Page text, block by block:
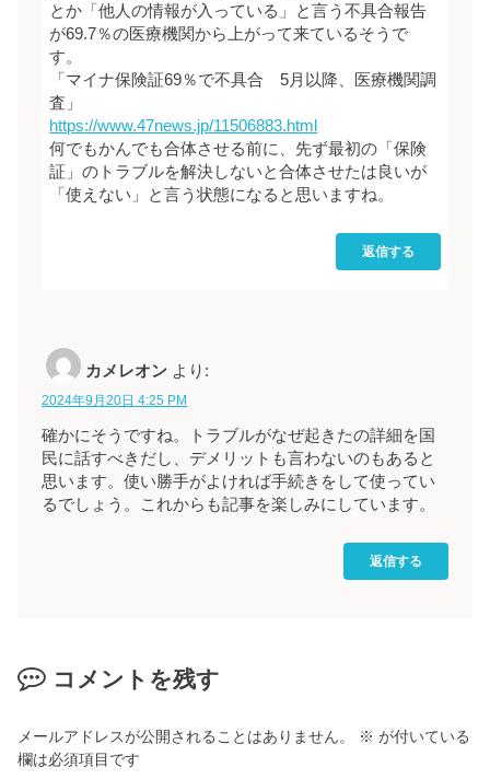
とか「他人の情報が入っている」と言う不具合報告
が69.7％の医療機関から上がって来ているそうで
す。
「マイナ保険証69％で不具合 5月以降、医療機関調
査」
https://www.47news.jp/11506883.html
何でもかんでも合体させる前に、先ず最初の「保険
証」のトラブルを解決しないと合体させたは良いが
「使えない」と言う状態になると思いますね。
返信する
カメレオン より:
2024年9月20日 4:25 PM
確かにそうですね。トラブルがなぜ起きたの詳細を国
民に話すべきだし、デメリットも言わないのもあると
思います。使い勝手がよければ手続きをして使ってい
るでしょう。これからも記事を楽しみにしています。
返信する
コメントを残す
メールアドレスが公開されることはありません。 ※ が付いている
欄は必須項目です